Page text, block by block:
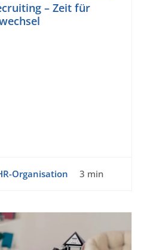
– Zeit für
Organisation 3 min